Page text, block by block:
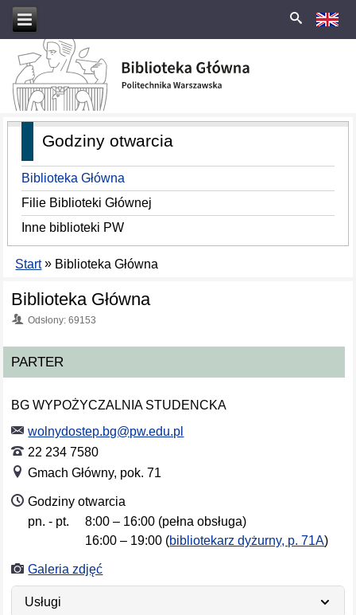
Godziny otwarcia
Biblioteka Główna
Filie Biblioteki Głównej
Inne biblioteki PW
Start» Biblioteka Główna
Biblioteka Główna
Odsłony: 69153
PARTER
BG WYPOŻYCZALNIA STUDENCKA
wolnydostep.bg@pw.edu.pl
22 234 7580
Gmach Główny, pok. 71
Godziny otwarcia
Dni tygodnia
Godziny otwarcia
pn. - pt.
8:00 – 16:00 (pełna obsługa)
16:00 – 19:00 (bibliotekarz dyżurny, p. 71A)
Galeria zdjęć
Usługi